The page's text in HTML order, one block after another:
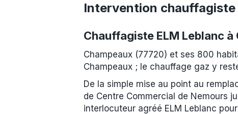
Intervention chauffagiste
Chauffagiste ELM Leblanc
Champeaux (77720) et ses 800
Champeaux ; le chauffage gaz y
De la simple mise au point au
de Centre Commercial de Nemours
interlocuteur agréé ELM Leblanc